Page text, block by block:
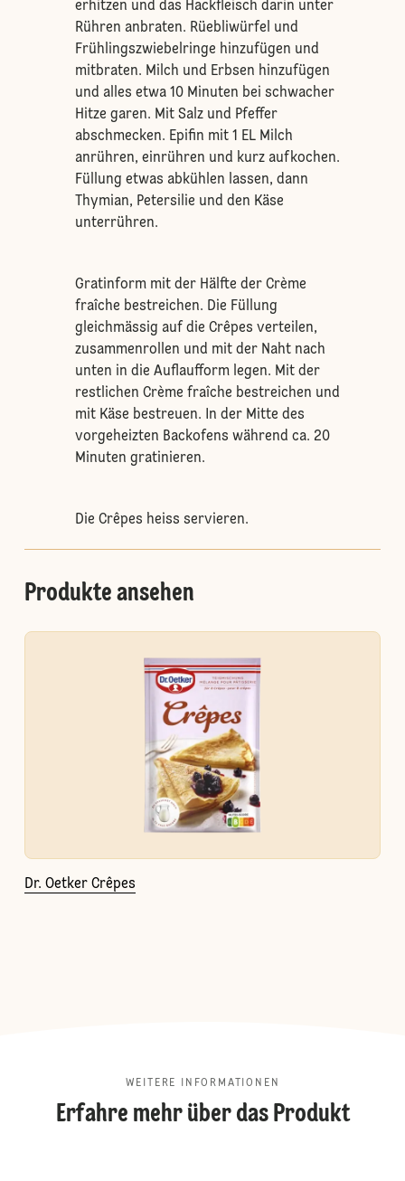
erhitzen und das Hackfleisch darin unter
Rühren anbraten. Rüebliwürfel und
Frühlingszwiebelringe hinzufügen und
mitbraten. Milch und Erbsen hinzufügen
und alles etwa 10 Minuten bei schwacher
Hitze garen. Mit Salz und Pfeffer
abschmecken. Epifin mit 1 EL Milch
anrühren, einrühren und kurz aufkochen.
Füllung etwas abkühlen lassen, dann
Thymian, Petersilie und den Käse
unterrühren.
Gratinform mit der Hälfte der Crème
fraîche bestreichen. Die Füllung
gleichmässig auf die Crêpes verteilen,
zusammenrollen und mit der Naht nach
unten in die Auflaufform legen. Mit der
restlichen Crème fraîche bestreichen und
mit Käse bestreuen. In der Mitte des
vorgeheizten Backofens während ca. 20
Minuten gratinieren.
Die Crêpes heiss servieren.
Produkte ansehen
Dr. Oetker Crêpes
WEITERE INFORMATIONEN
Erfahre mehr über das Produkt